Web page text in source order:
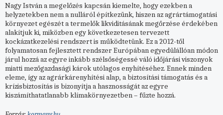
Nagy István a megelőzés kapcsán kiemelte, hogy ezekben a
helyzetekben nem a nulláról építkezünk, hiszen az agrártámogatási
környezet egészét a termelők likviditásának megőrzése érdekében
alakítjuk ki, miközben egy következetesen tervezett
kockázatkezelési rendszert is működtetünk. Ez a 2012-től
folyamatosan fejlesztett rendszer Európában egyedülállóan módon
járul hozzá az egyre inkább szélsőségessé váló időjárási viszonyok
miatti mezőgazdasági károk utólagos enyhítéséhez. Ennek minden
eleme, így az agrárkárenyhítési alap, a biztosítási támogatás és a
krízisbiztosítás is bizonyítja a hasznosságát az egyre
kiszámíthatatlanabb klímakörnyezetben – fűzte hozzá.